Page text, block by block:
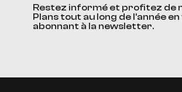
Restez informé et profitez de
Plans tout au long de l’année
abonnant à la newsletter.